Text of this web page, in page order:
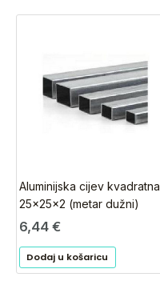
Aluminijska cijev kvadratna
25x25x2 (metar dužni)
6,44 €
Dodaj u košaricu